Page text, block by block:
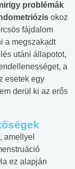
problémák
okoz
fájdalom
a megszakadt
utáni állapotot,
a
esetek egy
derül ki az erős
amellyel
ez alapján